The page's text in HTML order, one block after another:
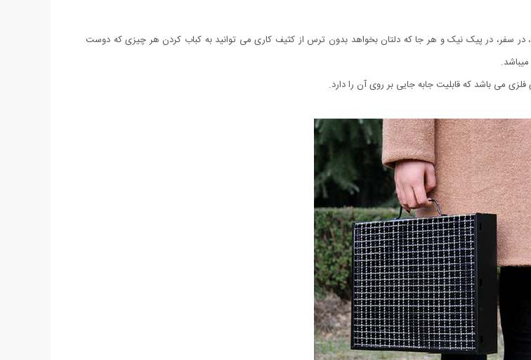
سفر، در پیک نیک و هر جا که دلتان بخواهد بدون ترس از کثیف کاری می توانید به کباب کردن هر چیزی که دوست
می باشد که قابلیت جابه جایی بر روی آن را دارد.